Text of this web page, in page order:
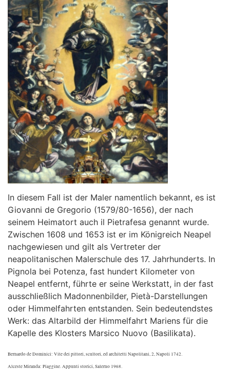
In diesem Fall ist der Maler namentlich bekannt, es ist
Giovanni de Gregorio (1579/80-1656), der nach
seinem Heimatort auch il Pietrafesa genannt wurde.
Zwischen 1608 und 1653 ist er im Königreich Neapel
nachgewiesen und gilt als Vertreter der
neapolitanischen Malerschule des 17. Jahrhunderts. In
Pignola bei Potenza, fast hundert Kilometer von
Neapel entfernt, führte er seine Werkstatt, in der fast
ausschließlich Madonnenbilder, Pietà-Darstellungen
oder Himmelfahrten entstanden. Sein bedeutendstes
Werk: das Altarbild der Himmelfahrt Mariens für die
Kapelle des Klosters Marsico Nuovo (Basilikata).
Bernardo de Dominici: Vite dei pittori, scultori, ed architetti Napolitani, 2, Napoli 1742.
Alceste Miranda: Piaggine. Appunti storici, Salerno 1968.